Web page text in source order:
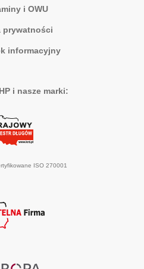
i OWU
prywatności
informacyjny
i nasze marki:
ISO 270001